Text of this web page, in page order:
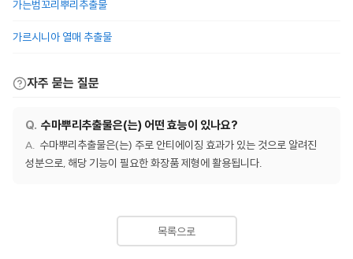
가는범꼬리뿌리추출물
가르시니아 열매 추출물
자주 묻는 질문
수마뿌리추출물은(는) 어떤 효능이 있나요?
수마뿌리추출물은(는) 주로 안티에이징 효과가 있는 것으로 알려진
성분으로, 해당 기능이 필요한 화장품 제형에 활용됩니다.
목록으로